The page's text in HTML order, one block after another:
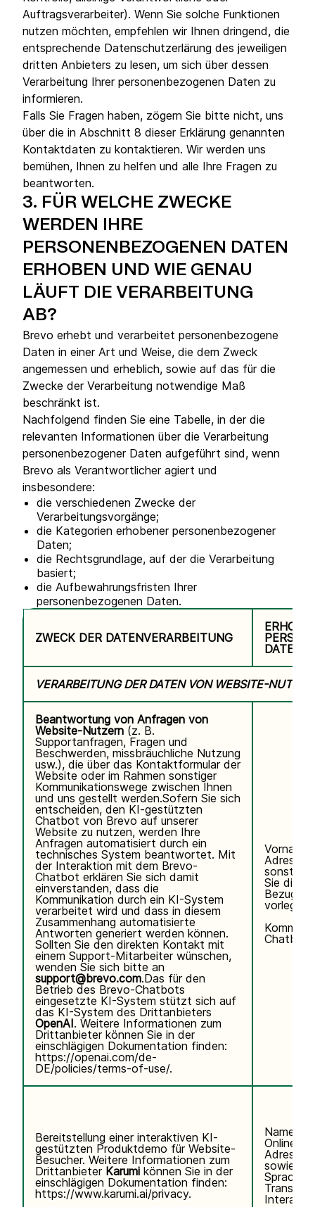
Auftragsverarbeiter). Wenn Sie solche Funktionen
nutzen möchten, empfehlen wir Ihnen dringend, die
entsprechende Datenschutzerlärung des jeweiligen
dritten Anbieters zu lesen, um sich über dessen
Verarbeitung Ihrer personenbezogenen Daten zu
informieren.
Falls Sie Fragen haben, zögern Sie bitte nicht, uns
über die in Abschnitt 8 dieser Erklärung genannten
Kontaktdaten zu kontaktieren. Wir werden uns
bemühen, Ihnen zu helfen und alle Ihre Fragen zu
beantworten.
3. FÜR WELCHE ZWECKE
WERDEN IHRE
PERSONENBEZOGENEN DATEN
ERHOBEN UND WIE GENAU
LÄUFT DIE VERARBEITUNG
AB?
Brevo erhebt und verarbeitet personenbezogene
Daten in einer Art und Weise, die dem Zweck
angemessen und erheblich, sowie auf das für die
Zwecke der Verarbeitung notwendige Maß
beschränkt ist.
Nachfolgend finden Sie eine Tabelle, in der die
relevanten Informationen über die Verarbeitung
personenbezogener Daten aufgeführt sind, wenn
Brevo als Verantwortlicher agiert und
insbesondere:
die verschiedenen Zwecke der
Verarbeitungsvorgänge;
die Kategorien erhobener personenbezogener
Daten;
die Rechtsgrundlage, auf der die Verarbeitung
basiert;
die Aufbewahrungsfristen Ihrer
personenbezogenen Daten.
ZWECK DER DATENVERARBEITUNG
DATEN
VERARBEITUNG DER DATEN VON WEBSITE-
Beantwortung von Anfragen von
Website-Nutzern (z. B.
Supportanfragen, Fragen und
Beschwerden, missbräuchliche Nutzung
usw.), die über das Kontaktformular der
Website oder im Rahmen sonstiger
Kommunikationswege zwischen Ihnen
und uns gestellt werden.Sofern Sie sich
entscheiden, den KI-gestützten
Chatbot von Brevo auf unserer
Website zu nutzen, werden Ihre
Anfragen automatisiert durch ein
technisches System beantwortet. Mit
der Interaktion mit dem Brevo-
Chatbot erklären Sie sich damit
einverstanden, dass die
Kommunikation durch ein KI-System
verarbeitet wird und dass in diesem
Zusammenhang automatisierte
Antworten generiert werden können.
Sollten Sie den direkten Kontakt mit
einem Support-Mitarbeiter wünschen,
wenden Sie sich bitte an
support@brevo.com.Das für den
Betrieb des Brevo-Chatbots
eingesetzte KI-System stützt sich auf
das KI-System des Drittanbieters
OpenAI. Weitere Informationen zum
Drittanbieter können Sie in der
einschlägigen Dokumentation finden:
https://openai.com/de-
DE/policies/terms-of-use/.
Adresse,
Sie
Bezug
vorlegen.
Chatbot.
Bereitstellung einer interaktiven KI-
gestützten Produktdemo für Website-
Besucher. Weitere Informationen zum
Drittanbieter Karumi können Sie in der
einschlägigen Dokumentation finden:
https://www.karumi.ai/privacy.
Name,
Online-
sowie